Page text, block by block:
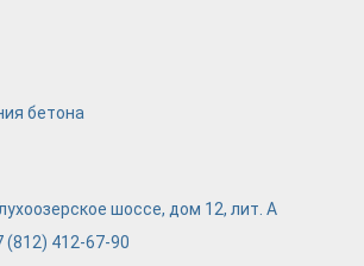
бетона
шоссе, дом 12, лит. А
(812) 412-67-90